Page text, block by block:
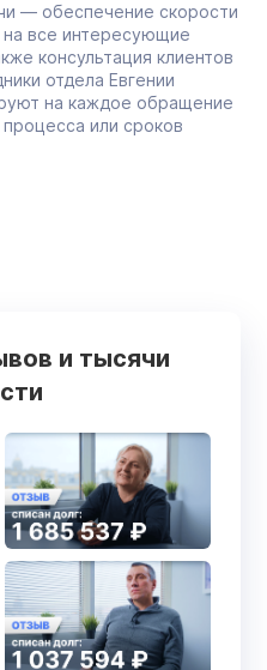
— обеспечение скорости
все интересующие
консультация клиентов
отдела Евгении
на каждое обращение
или сроков
и тысячи